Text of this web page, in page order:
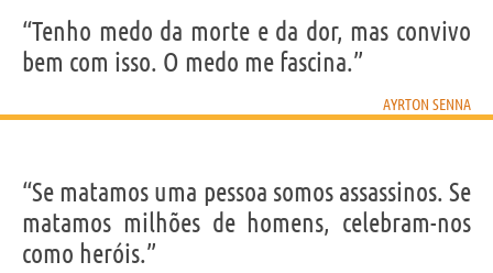
“Tenho medo da morte e da dor, mas convivo
bem com isso. O medo me fascina.”
AYRTON SENNA
“Se matamos uma pessoa somos assassinos. Se
matamos milhões de homens, celebram-nos
como heróis.”